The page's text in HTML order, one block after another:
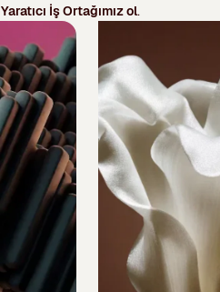
Yaratıcı İş Ortağımız ol.